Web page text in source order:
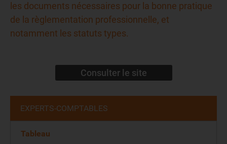
les documents nécessaires pour la bonne pratique
de la règlementation professionnelle, et
notamment les statuts types.
Consulter le site
EXPERTS-COMPTABLES
Tableau